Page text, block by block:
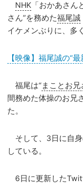
NHK 「おかあさ
さん”を務めた福尾誠
イケメンぶりに、多
【映像】福尾誠の“
福尾は“まことお兄
間務めた体操のお兄
た。
そして、3日に自
している。
6日に更新した